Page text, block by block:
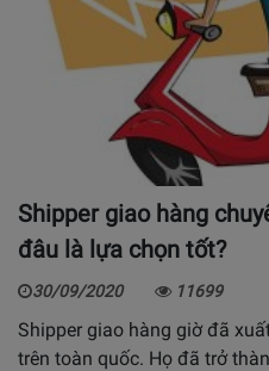
Shipper giao hàng
đâu là lựa chọn tốt?
30/09/2020 11699
Shipper giao hàng giờ đã
trên toàn quốc. Họ đã trở